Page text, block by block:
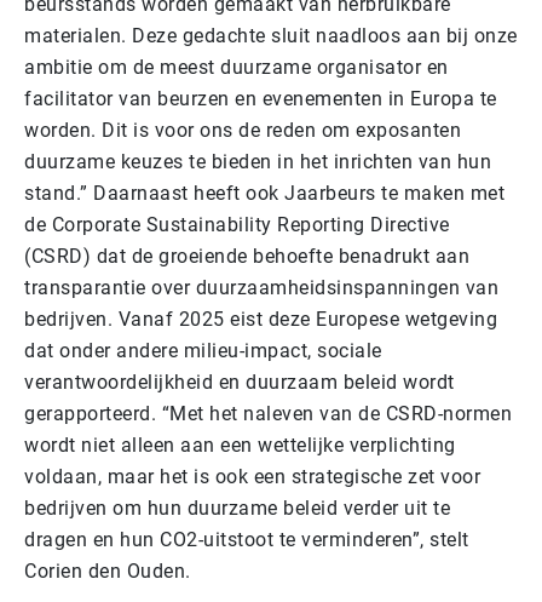
materialen. Deze gedachte sluit naadloos aan bij onze
ambitie om de meest duurzame organisator en
facilitator van beurzen en evenementen in Europa te
worden. Dit is voor ons de reden om exposanten
duurzame keuzes te bieden in het inrichten van hun
stand.” Daarnaast heeft ook Jaarbeurs te maken met
de Corporate Sustainability Reporting Directive
(CSRD) dat de groeiende behoefte benadrukt aan
transparantie over duurzaamheidsinspanningen van
bedrijven. Vanaf 2025 eist deze Europese wetgeving
dat onder andere milieu-impact, sociale
verantwoordelijkheid en duurzaam beleid wordt
gerapporteerd. “Met het naleven van de CSRD-normen
wordt niet alleen aan een wettelijke verplichting
voldaan, maar het is ook een strategische zet voor
bedrijven om hun duurzame beleid verder uit te
dragen en hun CO2-uitstoot te verminderen”, stelt
Corien den Ouden.